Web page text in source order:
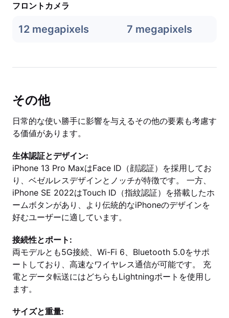
フロントカメラ
12 megapixels 7 megapixels
その他
日常的な使い勝手に影響を与えるその他の要素も考慮す
る価値があります。
生体認証とデザイン:
iPhone 13 Pro MaxはFace ID（顔認証）を採用してお
り、ベゼルレスデザインとノッチが特徴です。 一方、
iPhone SE 2022はTouch ID（指紋認証）を搭載したホ
ームボタンがあり、より伝統的なiPhoneのデザインを
好むユーザーに適しています。
接続性とポート:
両モデルとも5G接続、Wi-Fi 6、Bluetooth 5.0をサポ
ートしており、高速なワイヤレス通信が可能です。 充
電とデータ転送にはどちらもLightningポートを使用し
ます。
サイズと重量: